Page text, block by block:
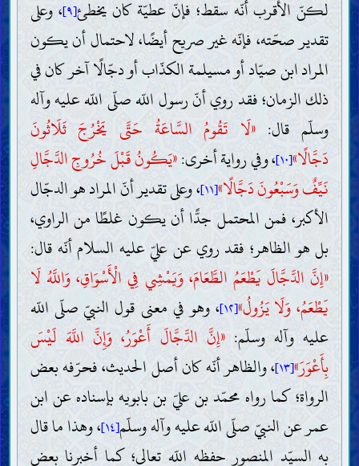
لكنّ الأقرب أنّه سقط؛ فإنّ عطيّة كان يخطئ[٩] ، وعلى
تقدير صحّته، فإنّه غير صريح أيضًا، لاحتمال أن يكون
المراد ابن صيّاد أو مسيلمة الكذّاب أو دجّالًا آخر كان في
ذلك الزمان؛ فقد روي أنّ رسول اللّه صلّى اللّه عليه وآله
وسلّم قال:«لَا تَقُومُ السَّاعَةُ حَتَّى يَخْرُجَ ثَلَاثُونَ
دَجَّالًا»[١٠] ، وفي رواية أخرى:«يَكُونُ قَبْلَ خُرُوجِ الدَّجَّالِ
نَيِّفٌ وَسَبْعُونَ دَجَّالًا»[١١] ، وعلى تقدير أنّ المراد هو الدجّال
الأكبر، فمن المحتمل جدًّا أن يكون غلطًا من الراوي،
بل هو الظاهر؛ فقد روي عن عليّ عليه السلام أنّه قال:
«إِنَّ الدَّجَّالَ يَطْعَمُ الطَّعَامَ، وَيَمْشِي فِي الْأَسْوَاقِ، وَاللَّهُ لَا
يَطْعَمُ، وَلَا يَزُولُ»[١٢] ، وهو في معنى قول النبيّ صلّى اللّه
عليه وآله وسلّم:«إِنَّ الدَّجَّالَ أَعْوَرُ، وَإِنَّ اللَّهَ لَيْسَ
بِأَعْوَرَ»[١٣] ، والظاهر أنّه كان أصل الحديث، فحرّفه بعض
الرواة؛ كما رواه محمّد بن عليّ بن بابويه بإسناده عن ابن
عمر عن النبيّ صلّى اللّه عليه وآله وسلّم[١٤] ، وهذا ما قال
به السيّد المنصور حفظه اللّه تعالى؛ كما أخبرنا بعض